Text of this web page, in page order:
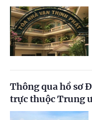
Thông qua hồ sơ
trực thuộc Trung